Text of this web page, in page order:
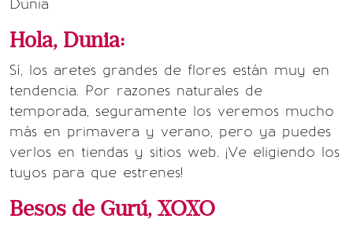
Dunia
Hola, Dunia:
Sí, los aretes grandes de flores están muy en
tendencia. Por razones naturales de
temporada, seguramente los veremos mucho
más en primavera y verano, pero ya puedes
verlos en tiendas y sitios web. ¡Ve eligiendo los
tuyos para que estrenes!
Besos de Gurú, XOXO